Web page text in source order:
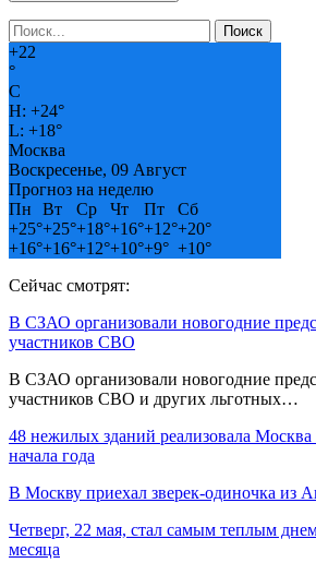
+22
°
C
H: +24°
L: +18°
Москва
Воскресенье, 09 Август
Прогноз на неделю
Пн
Вт Ср Чт Пт
Сб
+25°+25°+18°+16°+12°+20°
+16°+16°+12°+10°+9° +10°
Сейчас смотрят:
В СЗАО организовали новогодние
участников СВО
В СЗАО организовали новогодние
участников СВО и других льготных…
48 нежилых зданий реализовала Москва
начала года
В Москву приехал зверек-одиночка из
Четверг, 22 мая, стал самым теплым
месяца